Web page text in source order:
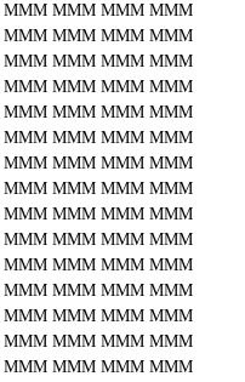
MMM MMM MMM MMM
MMM MMM MMM MMM
MMM MMM MMM MMM
MMM MMM MMM MMM
MMM MMM MMM MMM
MMM MMM MMM MMM
MMM MMM MMM MMM
MMM MMM MMM MMM
MMM MMM MMM MMM
MMM MMM MMM MMM
MMM MMM MMM MMM
MMM MMM MMM MMM
MMM MMM MMM MMM
MMM MMM MMM MMM
MMM MMM MMM MMM